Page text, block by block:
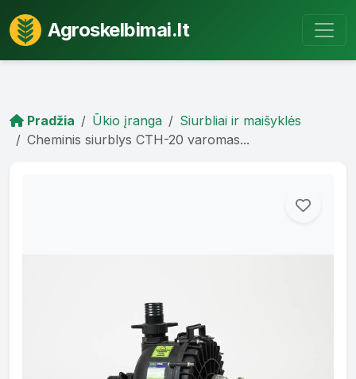
Agroskelbimai.lt
Pradžia Ūkio įranga
Siurbliai ir maišyklės
Cheminis siurblys CTH-20 varomas...